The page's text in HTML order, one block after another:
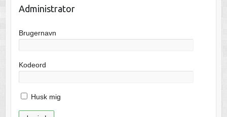
Administrator
Brugernavn
Kodeord
Husk mig